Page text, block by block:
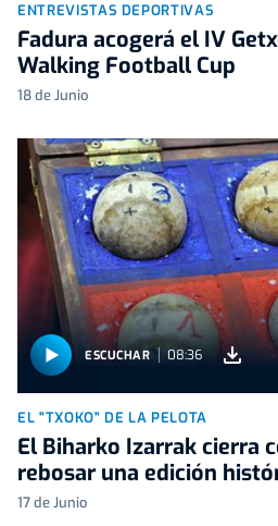
ENTREVISTAS DEPORTIVAS
Fadura acogerá el IV
Walking Football Cup
18 de Junio
ESCUCHAR 08:36
EL "TXOKO" DE LA PELOTA
El Biharko Izarrak cierra
rebosar una edición
17 de Junio